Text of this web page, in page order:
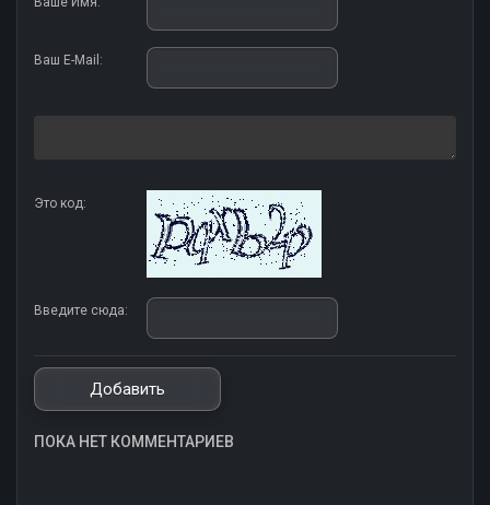
Ваш E-Mail:
Это код:
Введите сюда:
ПОКА НЕТ КОММЕНТАРИЕВ